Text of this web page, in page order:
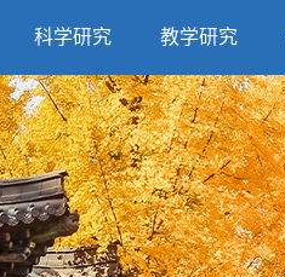
科学研究 教学研究